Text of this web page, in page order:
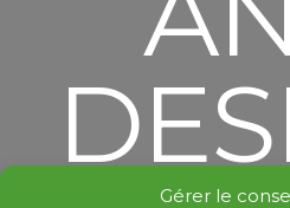
Gérer le